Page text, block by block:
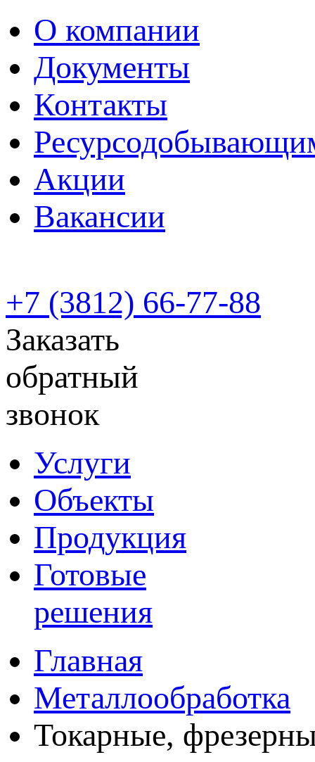
О компании
Документы
Контакты
Акции
Вакансии
+7 (3812) 66-77-88
Заказать
обратный
звонок
Услуги
Объекты
Продукция
Готовые
решения
Главная
Металлообработка
Токарные,